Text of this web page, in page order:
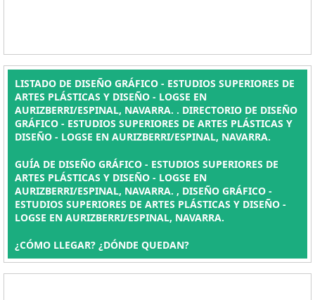
LISTADO DE DISEÑO GRÁFICO - ESTUDIOS SUPERIORES DE
ARTES PLÁSTICAS Y DISEÑO - LOGSE EN
AURIZBERRI/ESPINAL, NAVARRA. . DIRECTORIO DE DISEÑO
GRÁFICO - ESTUDIOS SUPERIORES DE ARTES PLÁSTICAS Y
DISEÑO - LOGSE EN AURIZBERRI/ESPINAL, NAVARRA.
GUÍA DE DISEÑO GRÁFICO - ESTUDIOS SUPERIORES DE
ARTES PLÁSTICAS Y DISEÑO - LOGSE EN
AURIZBERRI/ESPINAL, NAVARRA. , DISEÑO GRÁFICO -
ESTUDIOS SUPERIORES DE ARTES PLÁSTICAS Y DISEÑO -
LOGSE EN AURIZBERRI/ESPINAL, NAVARRA.
¿CÓMO LLEGAR? ¿DÓNDE QUEDAN?